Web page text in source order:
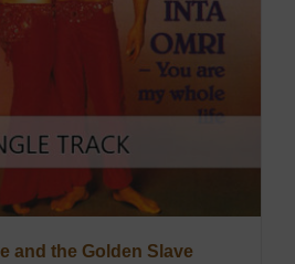
and the Golden Slave